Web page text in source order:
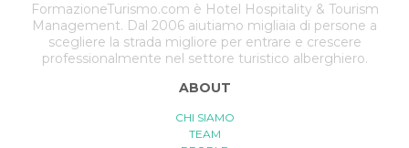
FormazioneTurismo.com è Hotel Hospitality & Tourism
Management. Dal 2006 aiutiamo migliaia di persone a
scegliere la strada migliore per entrare e crescere
professionalmente nel settore turistico alberghiero.
ABOUT
CHI SIAMO
TEAM